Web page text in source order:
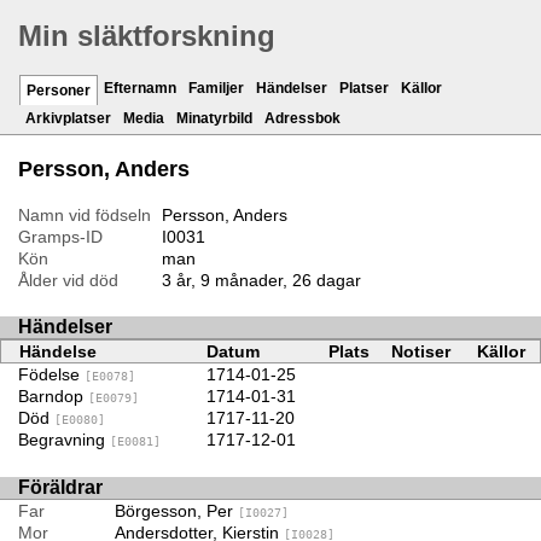
Min släktforskning
Personer Efternamn Familjer Händelser Platser
Källor
Arkivplatser
Media Minatyrbild Adressbok
Persson, Anders
Namn vid födseln
Persson, Anders
Gramps-ID
I0031
Kön
man
Ålder vid död
3 år, 9 månader, 26 dagar
Händelser
Händelse Datum Plats Notiser
Källor
Födelse
[E0078]
1714-01-25
Barndop
[E0079]
1714-01-31
Död
[E0080]
1717-11-20
Begravning
[E0081] 1717-12-01
Föräldrar
Far Börgesson, Per [I0027]
Mor Andersdotter, Kierstin [I0028]